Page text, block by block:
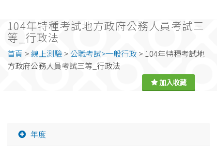
104年特種考試地方政府公務人員考試三
等_行政法
首頁 >線上測驗 > 公職考試>一般行政 > 104年特種考試地
方政府公務人員考試三等_行政法
年度